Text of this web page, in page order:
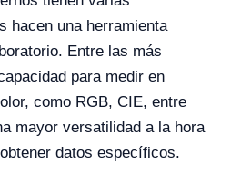
hacen una herramienta
Entre las más
para medir en
como RGB, CIE, entre
mayor versatilidad a la hora
datos específicos.